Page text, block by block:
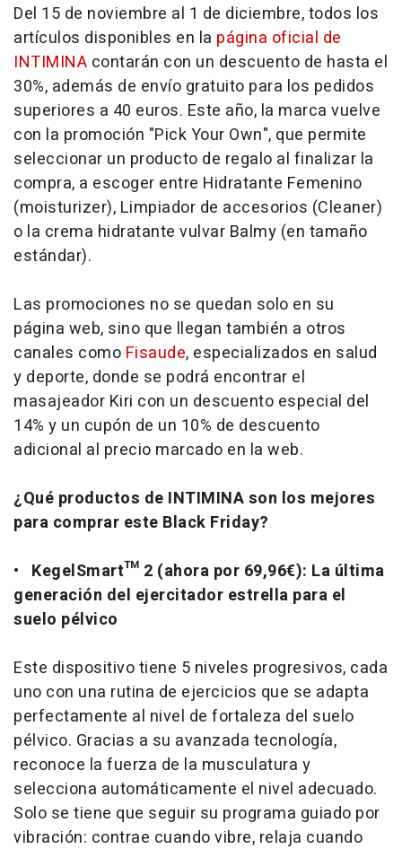
Del 15 de noviembre al 1 de diciembre, todos los
artículos disponibles en la página oficial de
INTIMINA contarán con un descuento de hasta el
30%, además de envío gratuito para los pedidos
superiores a 40 euros. Este año, la marca vuelve
con la promoción "Pick Your Own", que permite
seleccionar un producto de regalo al finalizar la
compra, a escoger entre Hidratante Femenino
(moisturizer), Limpiador de accesorios (Cleaner)
o la crema hidratante vulvar Balmy (en tamaño
estándar).
Las promociones no se quedan solo en su
página web, sino que llegan también a otros
canales como Fisaude, especializados en salud
y deporte, donde se podrá encontrar el
masajeador Kiri con un descuento especial del
14% y un cupón de un 10% de descuento
adicional al precio marcado en la web.
¿Qué productos de INTIMINA son los mejores
para comprar este Black Friday?
• KegelSmart™ 2 (ahora por 69,96€): La última
generación del ejercitador estrella para el
suelo pélvico
Este dispositivo tiene 5 niveles progresivos, cada
uno con una rutina de ejercicios que se adapta
perfectamente al nivel de fortaleza del suelo
pélvico. Gracias a su avanzada tecnología,
reconoce la fuerza de la musculatura y
selecciona automáticamente el nivel adecuado.
Solo se tiene que seguir su programa guiado por
vibración: contrae cuando vibre, relaja cuando